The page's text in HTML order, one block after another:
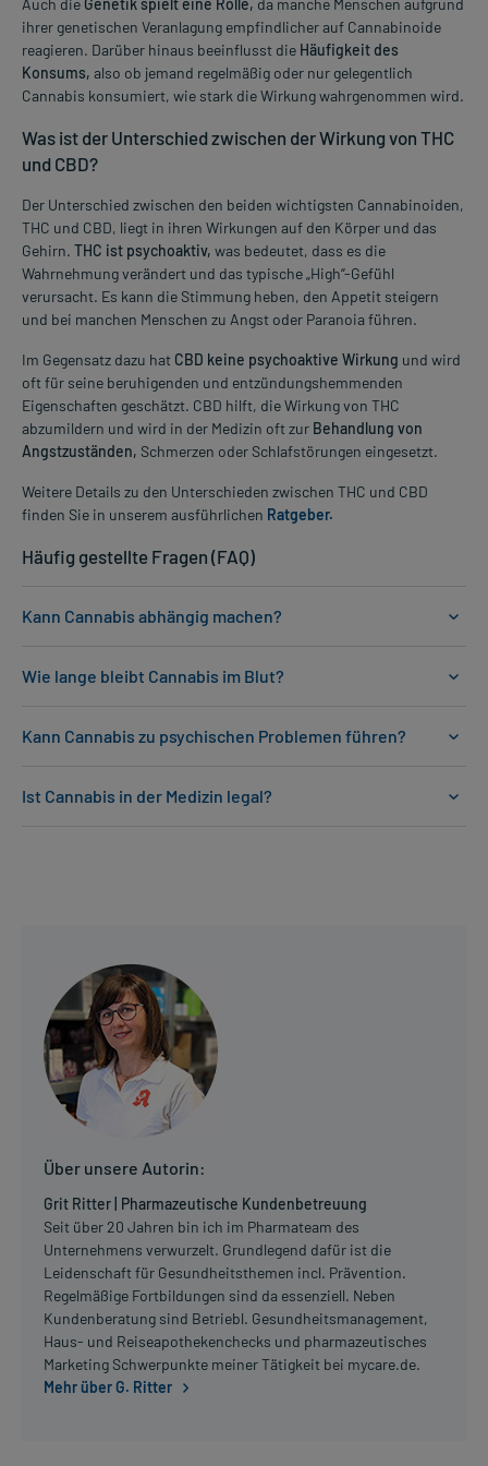
Auch die Genetik spielt eine Rolle, da manche Menschen aufgrund
ihrer genetischen Veranlagung empfindlicher auf Cannabinoide
reagieren. Darüber hinaus beeinflusst die Häufigkeit des
Konsums, also ob jemand regelmäßig oder nur gelegentlich
Cannabis konsumiert, wie stark die Wirkung wahrgenommen wird.
Was ist der Unterschied zwischen der Wirkung von THC
und CBD?
Der Unterschied zwischen den beiden wichtigsten Cannabinoiden,
THC und CBD, liegt in ihren Wirkungen auf den Körper und das
Gehirn. THC ist psychoaktiv, was bedeutet, dass es die
Wahrnehmung verändert und das typische „High“-Gefühl
verursacht. Es kann die Stimmung heben, den Appetit steigern
und bei manchen Menschen zu Angst oder Paranoia führen.
Im Gegensatz dazu hat CBD keine psychoaktive Wirkung und wird
oft für seine beruhigenden und entzündungshemmenden
Eigenschaften geschätzt. CBD hilft, die Wirkung von THC
abzumildern und wird in der Medizin oft zur Behandlung von
Angstzuständen, Schmerzen oder Schlafstörungen eingesetzt.
Weitere Details zu den Unterschieden zwischen THC und CBD
finden Sie in unserem ausführlichen Ratgeber.
Häufig gestellte Fragen (FAQ)
Kann Cannabis abhängig machen?
Wie lange bleibt Cannabis im Blut?
Kann Cannabis zu psychischen Problemen führen?
Ist Cannabis in der Medizin legal?
Über unsere Autorin:
Grit Ritter | Pharmazeutische Kundenbetreuung
Seit über 20 Jahren bin ich im Pharmateam des
Unternehmens verwurzelt. Grundlegend dafür ist die
Leidenschaft für Gesundheitsthemen incl. Prävention.
Regelmäßige Fortbildungen sind da essenziell. Neben
Kundenberatung sind Betriebl. Gesundheitsmanagement,
Haus- und Reiseapothekenchecks und pharmazeutisches
Marketing Schwerpunkte meiner Tätigkeit bei mycare.de.
Mehr über G. Ritter